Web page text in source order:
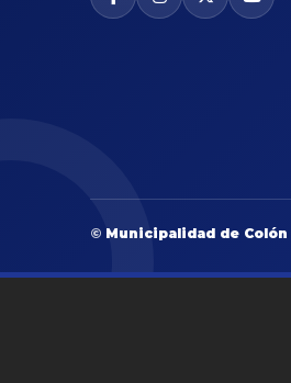
© Municipalidad de Colón